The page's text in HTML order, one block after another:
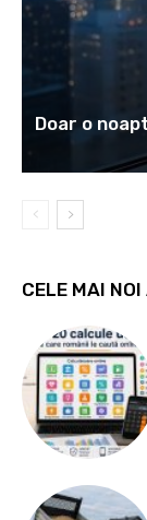
Doar o
CELE MAI